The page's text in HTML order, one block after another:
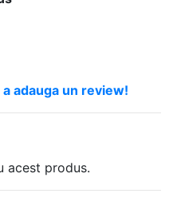
adauga un review!
acest produs.